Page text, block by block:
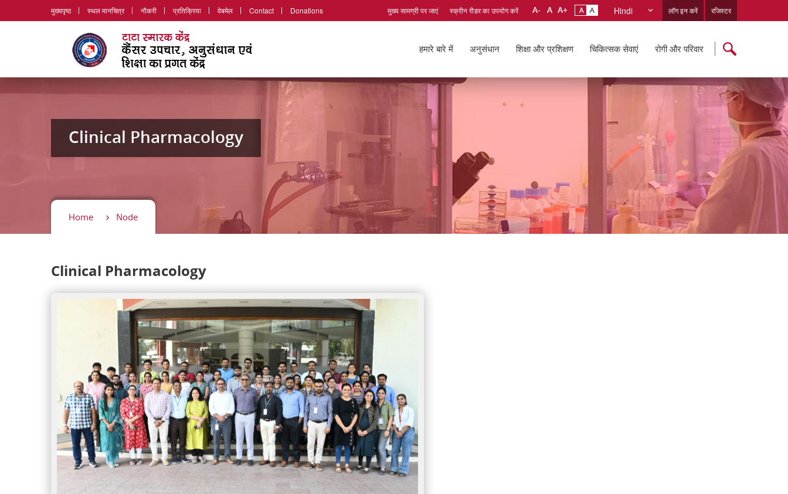
मुख्यपृष्ठ स्थल मानचित्र नौकरी प्रतिक्रिया वेबमेल Contact Donations मुख्य सामग्री पर जाएं स्क्रीन रीडर का उपयोग करें Hindi लॉग इन करें रजिस्टर
हमारे बारे में अनुसंधान शिक्षा और प्रशिक्षण चिकित्सक सेवाएं रोगी और परिवार
Clinical Pharmacology
Home Node
Clinical Pharmacology